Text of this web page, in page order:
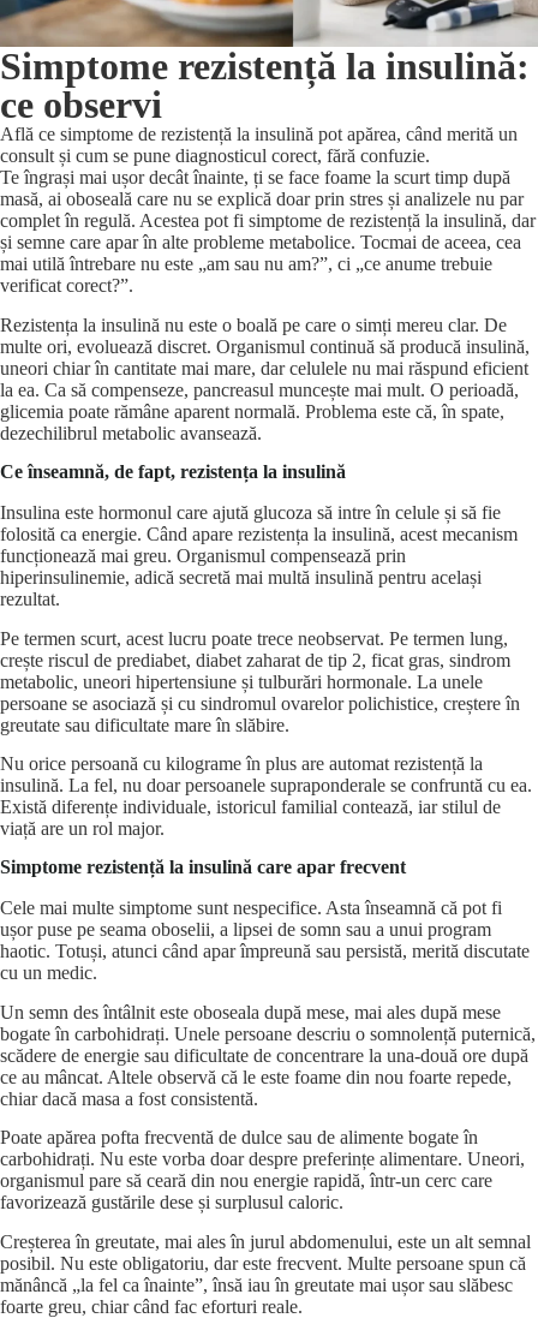
Simptome rezistență la insulină:
ce observi
Află ce simptome de rezistență la insulină pot apărea, când merită un
consult și cum se pune diagnosticul corect, fără confuzie.
Te îngrași mai ușor decât înainte, ți se face foame la scurt timp după
masă, ai oboseală care nu se explică doar prin stres și analizele nu par
complet în regulă. Acestea pot fi simptome de rezistență la insulină, dar
și semne care apar în alte probleme metabolice. Tocmai de aceea, cea
mai utilă întrebare nu este „am sau nu am?”, ci „ce anume trebuie
verificat corect?”.
Rezistența la insulină nu este o boală pe care o simți mereu clar. De
multe ori, evoluează discret. Organismul continuă să producă insulină,
uneori chiar în cantitate mai mare, dar celulele nu mai răspund eficient
la ea. Ca să compenseze, pancreasul muncește mai mult. O perioadă,
glicemia poate rămâne aparent normală. Problema este că, în spate,
dezechilibrul metabolic avansează.
Ce înseamnă, de fapt, rezistența la insulină
Insulina este hormonul care ajută glucoza să intre în celule și să fie
folosită ca energie. Când apare rezistența la insulină, acest mecanism
funcționează mai greu. Organismul compensează prin
hiperinsulinemie, adică secretă mai multă insulină pentru același
rezultat.
Pe termen scurt, acest lucru poate trece neobservat. Pe termen lung,
crește riscul de prediabet, diabet zaharat de tip 2, ficat gras, sindrom
metabolic, uneori hipertensiune și tulburări hormonale. La unele
persoane se asociază și cu sindromul ovarelor polichistice, creștere în
greutate sau dificultate mare în slăbire.
Nu orice persoană cu kilograme în plus are automat rezistență la
insulină. La fel, nu doar persoanele supraponderale se confruntă cu ea.
Există diferențe individuale, istoricul familial contează, iar stilul de
viață are un rol major.
Simptome rezistență la insulină care apar frecvent
Cele mai multe simptome sunt nespecifice. Asta înseamnă că pot fi
ușor puse pe seama oboselii, a lipsei de somn sau a unui program
haotic. Totuși, atunci când apar împreună sau persistă, merită discutate
cu un medic.
Un semn des întâlnit este oboseala după mese, mai ales după mese
bogate în carbohidrați. Unele persoane descriu o somnolență puternică,
scădere de energie sau dificultate de concentrare la una-două ore după
ce au mâncat. Altele observă că le este foame din nou foarte repede,
chiar dacă masa a fost consistentă.
Poate apărea pofta frecventă de dulce sau de alimente bogate în
carbohidrați. Nu este vorba doar despre preferințe alimentare. Uneori,
organismul pare să ceară din nou energie rapidă, într-un cerc care
favorizează gustările dese și surplusul caloric.
Creșterea în greutate, mai ales în jurul abdomenului, este un alt semnal
posibil. Nu este obligatoriu, dar este frecvent. Multe persoane spun că
mănâncă „la fel ca înainte”, însă iau în greutate mai ușor sau slăbesc
foarte greu, chiar când fac eforturi reale.